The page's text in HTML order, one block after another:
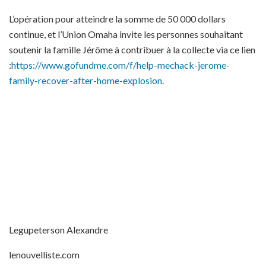
L’opération pour atteindre la somme de 50 000 dollars
continue, et l’Union Omaha invite les personnes souhaitant
soutenir la famille Jérôme à contribuer à la collecte via ce lien
:https://www.gofundme.com/f/help-mechack-jerome-
family-recover-after-home-explosion.
Legupeterson Alexandre
lenouvelliste.com